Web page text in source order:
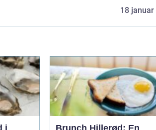
18 januar